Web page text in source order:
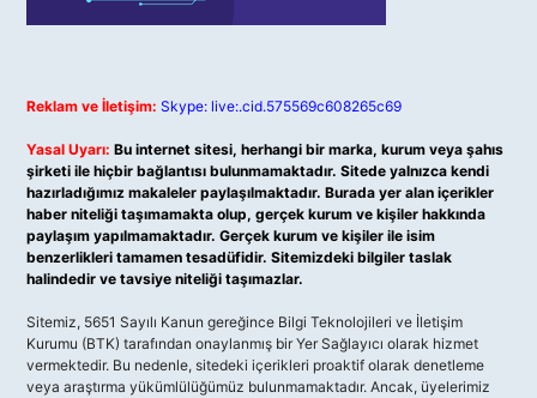
Reklam ve İletişim: Skype: live:.cid.575569c608265c69
Yasal Uyarı: Bu internet sitesi, herhangi bir marka, kurum veya şahıs
şirketi ile hiçbir bağlantısı bulunmamaktadır. Sitede yalnızca kendi
hazırladığımız makaleler paylaşılmaktadır. Burada yer alan içerikler
haber niteliği taşımamakta olup, gerçek kurum ve kişiler hakkında
paylaşım yapılmamaktadır. Gerçek kurum ve kişiler ile isim
benzerlikleri tamamen tesadüfidir. Sitemizdeki bilgiler taslak
halindedir ve tavsiye niteliği taşımazlar.
Sitemiz, 5651 Sayılı Kanun gereğince Bilgi Teknolojileri ve İletişim
Kurumu (BTK) tarafından onaylanmış bir Yer Sağlayıcı olarak hizmet
vermektedir. Bu nedenle, sitedeki içerikleri proaktif olarak denetleme
veya araştırma yükümlülüğümüz bulunmamaktadır. Ancak, üyelerimiz